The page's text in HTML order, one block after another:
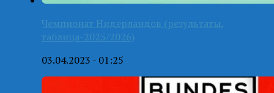
Чемпионат Нидерландов (результаты,
таблица-2025/2026)
03.04.2023 - 01:25